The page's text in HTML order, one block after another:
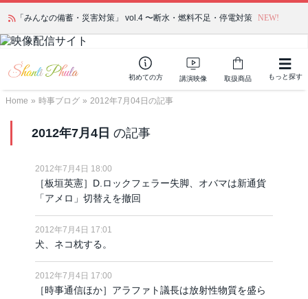
「みんなの備蓄・災害対策」 vol.4 〜断水・燃料不足・停電対策 NEW!
初めての方 講演映像 取扱商品 もっと探す
Home » 時事ブログ » 2012年7月04日の記事
2012年7月4日 の記事
2012年7月4日 18:00
［板垣英憲］D.ロックフェラー失脚、オバマは新通貨
「アメロ」切替えを撤回
2012年7月4日 17:01
犬、ネコ枕する。
2012年7月4日 17:00
［時事通信ほか］アラファト議長は放射性物質を盛ら